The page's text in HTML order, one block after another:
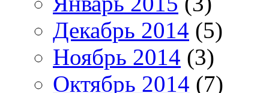
Декабрь 2014 (5)
Ноябрь 2014 (3)
Октябрь 2014 (7)